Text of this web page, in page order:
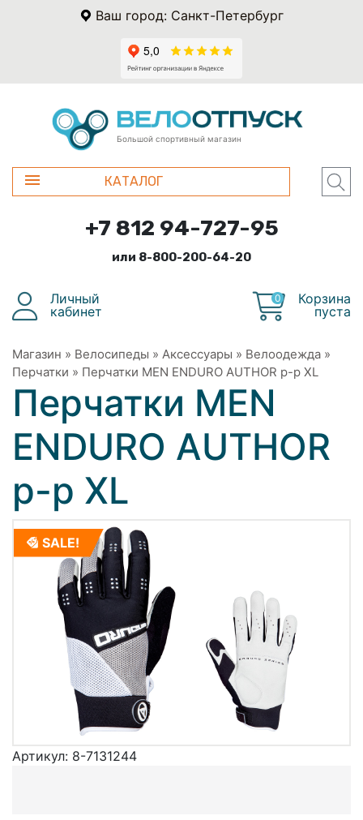
Ваш город: Санкт-Петербург
Большой спортивный магазин
КАТАЛОГ
+7 812 94-727-95
или 8-800-200-64-20
Личный
кабинет
0
Корзина
пуста
Магазин » Велосипеды » Аксессуары » Велоодежда »
Перчатки » Перчатки MEN ENDURO AUTHOR р-р XL
Перчатки MEN
ENDURO AUTHOR
р-р XL
SALE!
Артикул: 8-7131244